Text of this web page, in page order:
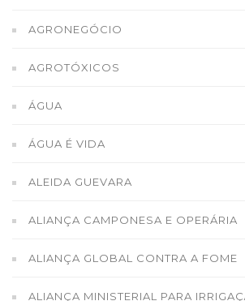
AGRONEGÓCIO
AGROTÓXICOS
ÁGUA
ÁGUA É VIDA
ALEIDA GUEVARA
ALIANÇA CAMPONESA E OPERÁRIA
ALIANÇA GLOBAL CONTRA A FOME
ALIANÇA MINISTERIAL PARA